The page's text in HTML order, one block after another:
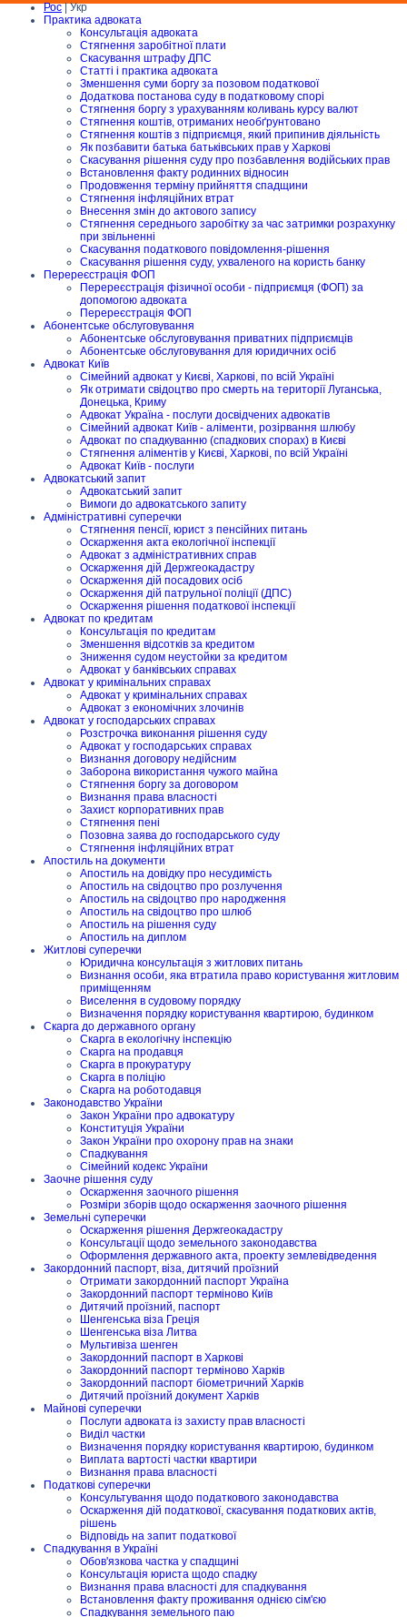
Рос| Укр
Практика адвоката
Консультація адвоката
Стягнення заробітної плати
Скасування штрафу ДПС
Статті і практика адвоката
Зменшення суми боргу за позовом податкової
Додаткова постанова суду в податковому спорі
Стягнення боргу з урахуванням коливань курсу валют
Стягнення коштів, отриманих необґрунтовано
Стягнення коштів з підприємця, який припинив діяльність
Як позбавити батька батьківських прав у Харкові
Скасування рішення суду про позбавлення водійських прав
Встановлення факту родинних відносин
Продовження терміну прийняття спадщини
Стягнення інфляційних втрат
Внесення змін до актового запису
Стягнення середнього заробітку за час затримки розрахунку
при звільненні
Скасування податкового повідомлення-рішення
Скасування рішення суду, ухваленого на користь банку
Перереєстрація ФОП
Перереєстрація фізичної особи - підприємця (ФОП) за
допомогою адвоката
Перереєстрація ФОП
Абонентське обслуговування
Абонентське обслуговування приватних підприємців
Абонентське обслуговування для юридичних осіб
Адвокат Київ
Сімейний адвокат у Києві, Харкові, по всій Україні
Як отримати свідоцтво про смерть на території Луганська,
Донецька, Криму
Адвокат Україна - послуги досвідчених адвокатів
Сімейний адвокат Київ - аліменти, розірвання шлюбу
Адвокат по спадкуванню (спадкових спорах) в Києві
Стягнення аліментів у Києві, Харкові, по всій Україні
Адвокат Київ - послуги
Адвокатський запит
Адвокатський запит
Вимоги до адвокатського запиту
Адміністративні суперечки
Стягнення пенсії, юрист з пенсійних питань
Оскарження акта екологічної інспекції
Адвокат з адміністративних справ
Оскарження дій Держгеокадастру
Оскарження дій посадових осіб
Оскарження дій патрульної поліції (ДПС)
Оскарження рішення податкової інспекції
Адвокат по кредитам
Консультація по кредитам
Зменшення відсотків за кредитом
Зниження судом неустойки за кредитом
Адвокат у банківських справах
Адвокат у кримінальних справах
Адвокат у кримінальних справах
Адвокат з економічних злочинів
Адвокат у господарських справах
Розстрочка виконання рішення суду
Адвокат у господарських справах
Визнання договору недійсним
Заборона використання чужого майна
Стягнення боргу за договором
Визнання права власності
Захист корпоративних прав
Стягнення пені
Позовна заява до господарського суду
Стягнення інфляційних втрат
Апостиль на документи
Апостиль на довідку про несудимість
Апостиль на свідоцтво про розлучення
Апостиль на свідоцтво про народження
Апостиль на свідоцтво про шлюб
Апостиль на рішення суду
Апостиль на диплом
Житлові суперечки
Юридична консультація з житлових питань
Визнання особи, яка втратила право користування житловим
приміщенням
Виселення в судовому порядку
Визначення порядку користування квартирою, будинком
Скарга до державного органу
Скарга в екологічну інспекцію
Скарга на продавця
Скарга в прокуратуру
Скарга в поліцію
Скарга на роботодавця
Законодавство України
Закон України про адвокатуру
Конституція України
Закон України про охорону прав на знаки
Спадкування
Сімейний кодекс України
Заочне рішення суду
Оскарження заочного рішення
Розміри зборів щодо оскарження заочного рішення
Земельні суперечки
Оскарження рішення Держгеокадастру
Консультації щодо земельного законодавства
Оформлення державного акта, проекту землевідведення
Закордонний паспорт, віза, дитячий проїзний
Отримати закордонний паспорт Україна
Закордонний паспорт терміново Київ
Дитячий проїзний, паспорт
Шенгенська віза Греція
Шенгенська віза Литва
Мультивіза шенген
Закордонний паспорт в Харкові
Закордонний паспорт терміново Харків
Закордонний паспорт біометричний Харків
Дитячий проїзний документ Харків
Майнові суперечки
Послуги адвоката із захисту прав власності
Виділ частки
Визначення порядку користування квартирою, будинком
Виплата вартості частки квартири
Визнання права власності
Податкові суперечки
Консультування щодо податкового законодавства
Оскарження дій податкової, скасування податкових актів,
рішень
Відповідь на запит податкової
Спадкування в Україні
Обов'язкова частка у спадщині
Консультація юриста щодо спадку
Визнання права власності для спадкування
Встановлення факту проживання однією сім'єю
Спадкування земельного паю